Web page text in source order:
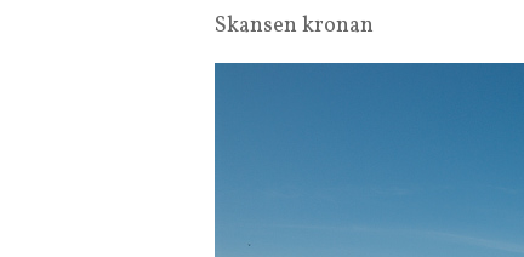
Skansen kronan